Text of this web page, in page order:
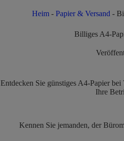
Heim -Papier & Versand -
Billiges A4-
Entdecken Sie günstiges A4-Papier
Ihre
Kennen Sie jemanden, der